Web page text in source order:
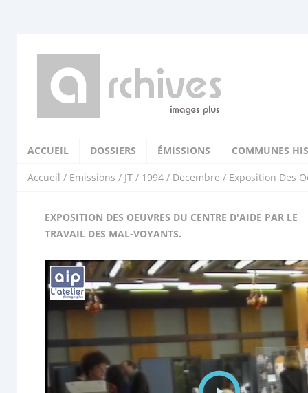
ACCUEIL DOSSIERS ÉMISSIONS COMMUNES
Accueil / Emissions / JT / 1994 / Decembre / Exposition Des
EXPOSITION DES OEUVRES DU CENTRE D'AIDE PAR LE
TRAVAIL DES MAL-VOYANTS.